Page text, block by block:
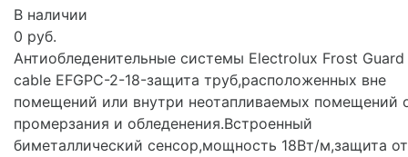
В наличии
0 руб.
Антиобледенительные системы Electrolux Frost Guard
cable EFGPC-2-18-защита труб,расположенных вне
помещений или внутри неотапливаемых помещений
промерзания и обледенения.Встроенный
биметаллический сенсор,мощность 18Вт/м,защита от